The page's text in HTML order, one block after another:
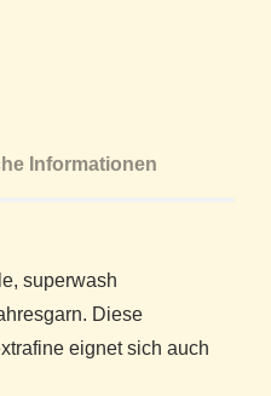
Informationen
superwash
Diese
eignet sich auch